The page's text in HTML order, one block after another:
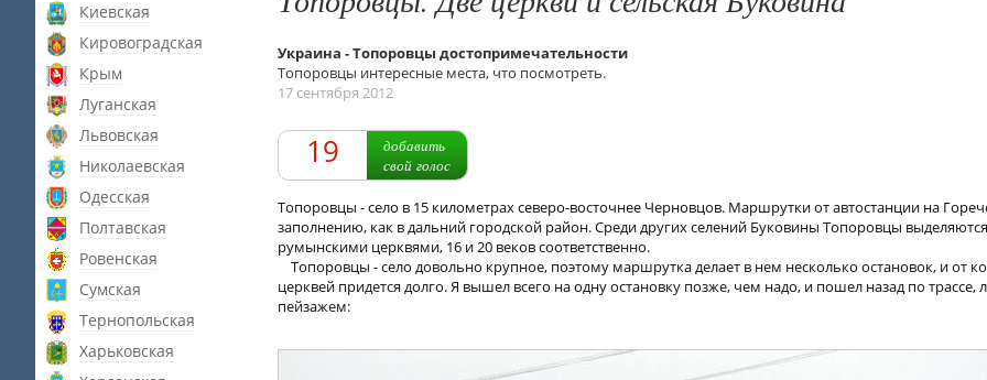
Киевская
Кировоградская
Крым
Луганская
Львовская
Николаевская
Одесская
Полтавская
Ровенская
Сумская
Тернопольская
Харьковская
Украина - Топоровцы достопримечательности
Топоровцы интересные места, что посмотреть.
17 сентября 2012
19
добавить
свой голос
Топоровцы - село в 15 километрах северо-восточнее Черновцов. Маршрутки от автостанции на
заполнению, как в дальний городской район. Среди других селений Буковины Топоровцы
румынскими церквями, 16 и 20 веков соответственно.
Топоровцы - село довольно крупное, поэтому маршрутка делает в нем несколько остановок, и от
церквей придется долго. Я вышел всего на одну остановку позже, чем надо, и пошел назад по трассе,
пейзажем: